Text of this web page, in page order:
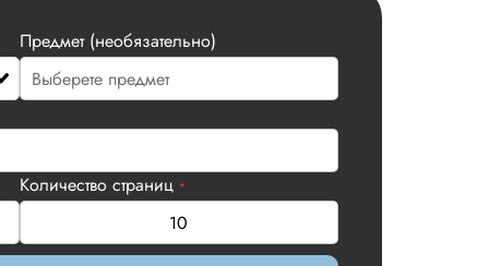
Предмет (необязательно)
Количество страниц *